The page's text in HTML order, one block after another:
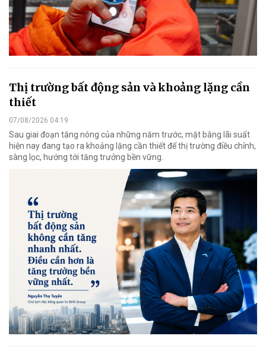
Thị trường bất động sản và khoảng lặng cần
thiết
07/08/2026 04:19
Sau giai đoạn tăng nóng của những năm trước, mặt bằng lãi suất
hiện nay đang tạo ra khoảng lặng cần thiết để thị trường điều chỉnh,
sàng lọc, hướng tới tăng trưởng bền vững.